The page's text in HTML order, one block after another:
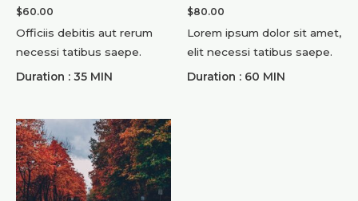
$60.00
Officiis debitis aut rerum
necessi tatibus saepe.
Duration : 35 MIN
$80.00
Lorem ipsum dolor sit amet,
elit necessi tatibus saepe.
Duration : 60 MIN